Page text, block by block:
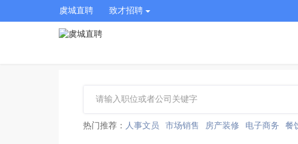
虞城直聘 致才招聘
热门推荐： 人事文员 市场销售 房产装修 电子商务 餐